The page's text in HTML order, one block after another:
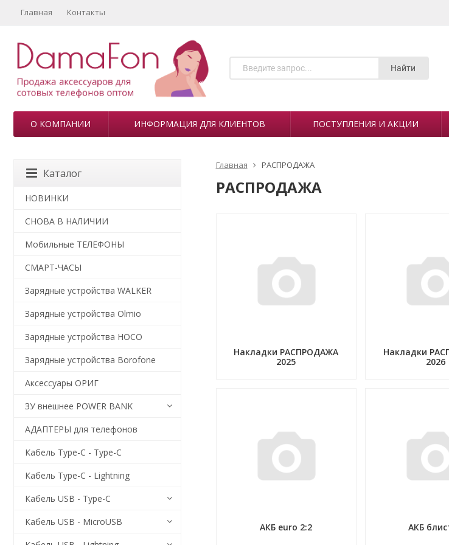
Главная Контакты
Найти
О КОМПАНИИ ИНФОРМАЦИЯ ДЛЯ КЛИЕНТОВ ПОСТУПЛЕНИЯ И АКЦИИ
Главная РАСПРОДАЖА
РАСПРОДАЖА
Накладки РАСПРОДАЖА
2025
Накладки
2026
АКБ euro 2:2 АКБ
Каталог
НОВИНКИ
СНОВА В НАЛИЧИИ
Мобильные ТЕЛЕФОНЫ
СМАРТ-ЧАСЫ
Зарядные устройства WALKER
Зарядные устройства Olmio
Зарядные устройства HOCO
Зарядные устройства Borofone
Аксессуары ОРИГ
ЗУ внешнее POWER BANK
АДАПТЕРЫ для телефонов
Кабель Type-C - Type-C
Кабель Type-C - Lightning
Кабель USB - Type-C
Кабель USB - MicroUSB